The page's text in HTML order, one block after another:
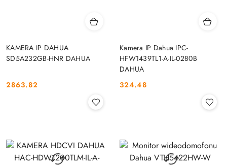
KAMERA IP DAHUA
SD5A232GB-HNR DAHUA
Cena:
2863.82
Kamera IP Dahua IPC-
HFW1439TL1-A-IL-0280B
DAHUA
Cena:
324.48